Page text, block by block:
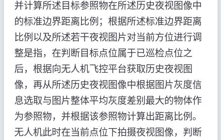
并计算所述目标参照物在所述历史夜视图像中
的标准边界距离比例；根据所述标准边界距离
比例以及所述若干夜视图片对当前方位进行调
整是指，在判断目标点位属于已巡检点位之
后，根据向无人机飞控平台获取历史夜视图
像，再从所述历史夜视图像中根据图片灰度信
息选取与图片整体平均灰度差别最大的物体作
为参照物，并根据该参照物计算出距离比例。
无人机此时在当前点位下拍摄夜视图像，判断